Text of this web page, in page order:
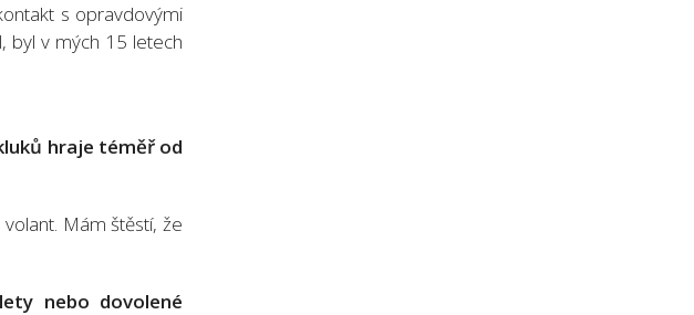
s opravdovými
byl v mých 15 letech
hraje téměř od
Mám štěstí, že
nebo dovolené